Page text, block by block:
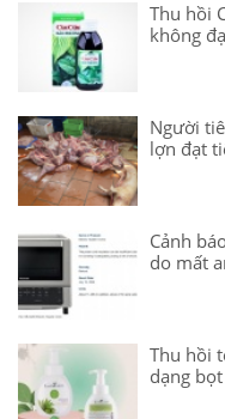
Thu hồi
không
Người
lợn đạt
Cảnh
do mất
Thu hồi
dạng